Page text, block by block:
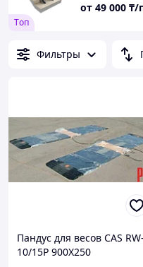
Tоп
от 49 000 ₸/
Фильтры
Пандус для весов CAS RW-
10/15P 900X250